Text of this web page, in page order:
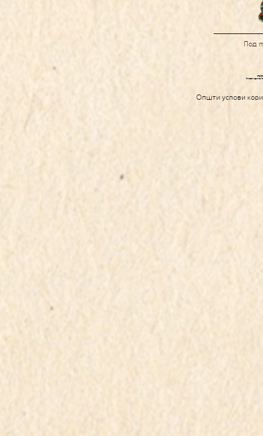
Под
Општи услови